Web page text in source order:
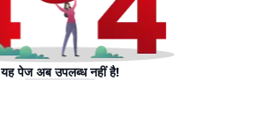
यह पेज अब उपलब्ध नहीं है!